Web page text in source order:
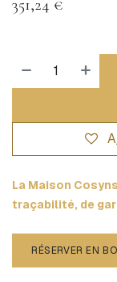
351,24 €
La Maison
traçabilité, de
RÉSERVER EN